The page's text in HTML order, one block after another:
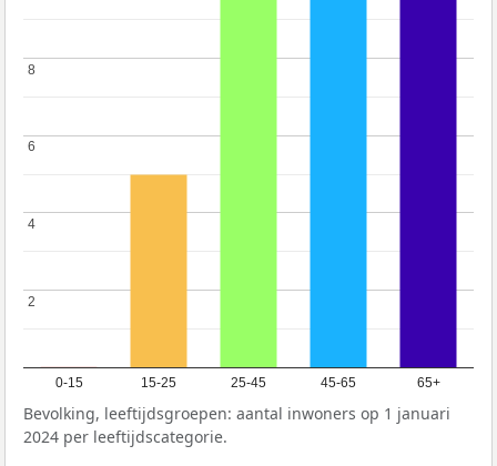
0-15 15-25 25-45 45-65 65+
2
2
4
4
6
6
8
8
Bevolking, leeftijdsgroepen: aantal inwoners op 1 januari
2024 per leeftijdscategorie.